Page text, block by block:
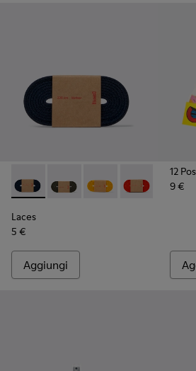
Laces - KL00002-005 - Lacci blu
Laces - KL00002-006 - Lacci
Laces - KL00002-004
Laces - Laces
Laces
5 €
Aggiungi
12
9 €